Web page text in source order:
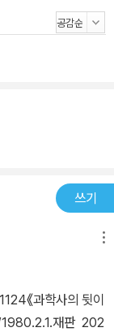
쓰기
《과학사의 뒷이
1980.2.1.재판 202